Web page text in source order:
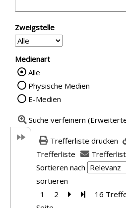
Zweigstelle
Medienart
Wählen Sie die
Alle
Physische Medien
E-Medien
Suche verfeinern
Trefferliste drucken
Trefferliste
Sortieren nach
sortieren
1
2 Zur nächsten
Zur letzten
16